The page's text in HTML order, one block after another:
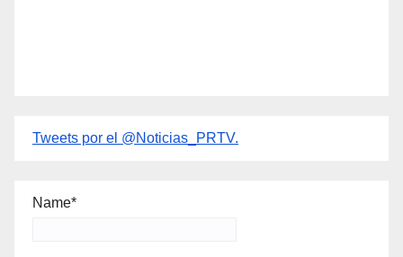
Tweets por el @Noticias_PRTV.
Name*